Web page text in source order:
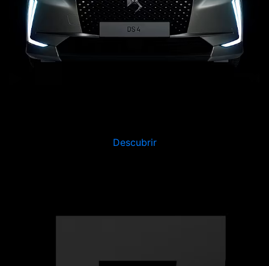
Descubrir
tecnológica y un confort excepcional para hacerle